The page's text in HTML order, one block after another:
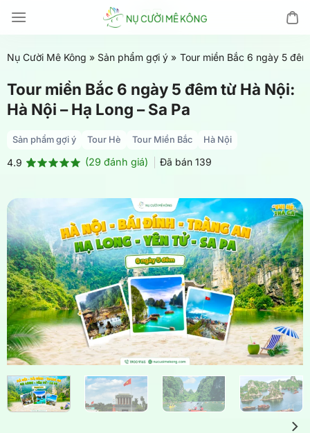
đến
dung
Nụ Cười Mê Kông » Sản phẩm gợi ý » Tour miền Bắc 6 ngày 5
Tour miền Bắc 6 ngày 5 đêm từ Hà Nội:
Hà Nội – Hạ Long – Sa Pa
Sản phẩm gợi ý Tour Hè Tour Miền Bắc Hà Nội
4.9 (29 đánh giá) Đã bán 139